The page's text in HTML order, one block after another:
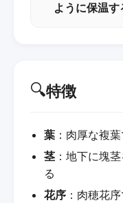
ように保温す
🔍特徴
葉 ：肉厚な複
茎 ：地下に塊
る
花序 ：肉穂花